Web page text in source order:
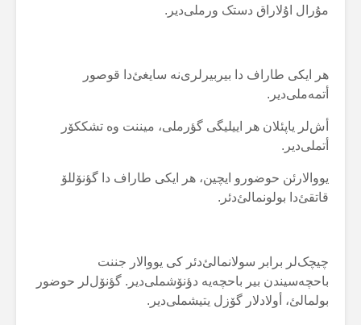
مۇرال اۇلاراق دستک ورملی‌دیر.
هر ایکی طاراف دا بیربیرلری‌نە سایغئ‌دا قوصور
أتمەملی‌دیر.
أش‌لر یاپئلان هر اییلیگی گؤرملی، میننت وە تشککۆر
أتملی‌دیر.
یووالارئن حوضورو ایچین، هر ایکی طاراف دا گؤنۆللۆ
قاتقئ‌دا بولونمالئ‌دئر.
چیچک‌لر برابر سولانمالئ‌دئر کی یووالار جننت
باحچەسیندن بیر باحچەیە دؤنۆشملی‌دیر. گؤنۆل‌لر حوضور
بولمالئ، أولادلار گۆزل یتیشملی‌دیر.